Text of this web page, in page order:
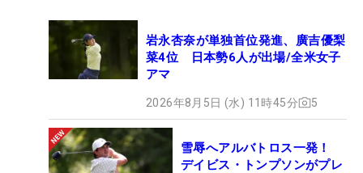
岩永杏奈が単独首位発進、廣吉優梨
菜4位 日本勢6人が出場/全米女子
アマ
2026年8月5日 (水) 11時45分 5
雪辱へアルバトロス一発！
デイビス・トンプソンがプレ